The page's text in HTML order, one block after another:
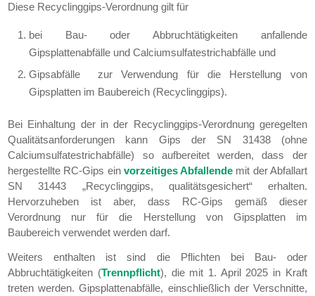
Diese Recyclinggips-Verordnung gilt für
bei Bau- oder Abbruchtätigkeiten anfallende
Gipsplattenabfälle und Calciumsulfatestrichabfälle und
Gipsabfälle zur Verwendung für die Herstellung von
Gipsplatten im Baubereich (Recyclinggips).
Bei Einhaltung der in der Recyclinggips-Verordnung geregelten
Qualitätsanforderungen kann Gips der SN 31438 (ohne
Calciumsulfatestrichabfälle) so aufbereitet werden, dass der
hergestellte RC-Gips ein vorzeitiges Abfallende mit der Abfallart
SN 31443 „Recyclinggips, qualitätsgesichert“ erhalten.
Hervorzuheben ist aber, dass RC-Gips gemäß dieser
Verordnung nur für die Herstellung von Gipsplatten im
Baubereich verwendet werden darf.
Weiters enthalten ist sind die Pflichten bei Bau- oder
Abbruchtätigkeiten (Trennpflicht), die mit 1. April 2025 in Kraft
treten werden. Gipsplattenabfälle, einschließlich der Verschnitte,